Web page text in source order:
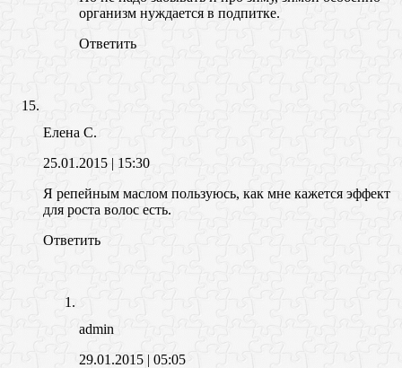
организм нуждается в подпитке.
Ответить
Елена С.
25.01.2015 | 15:30
Я репейным маслом пользуюсь, как мне кажется эффект
для роста волос есть.
Ответить
admin
29.01.2015 | 05:05